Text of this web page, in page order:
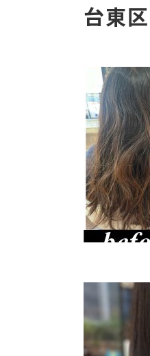
台東区